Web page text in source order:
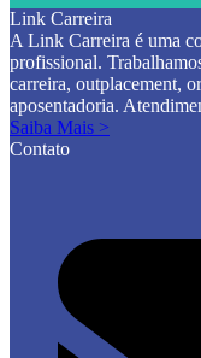
Link Carreira
A Link Carreira é uma
profissional.
carreira, outplacement,
aposentadoria.
Saiba Mais >
Contato